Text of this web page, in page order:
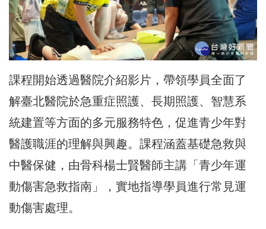
課程開始透過醫院介紹影片，帶領學員全面了
解臺北醫院於急重症照護、長期照護、智慧系
統建置等方面的多元服務特色，促進青少年對
醫護職涯的理解與興趣。課程涵蓋基礎急救與
中醫保健，由骨科楊士賢醫師主講「青少年運
動傷害急救指南」，實地指導學員進行常見運
動傷害處理。